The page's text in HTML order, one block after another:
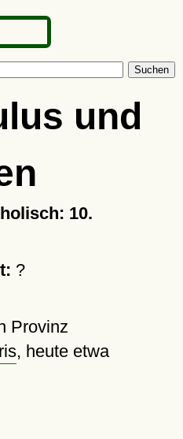
Suchen
und
10.
?
Provinz
, heute etwa